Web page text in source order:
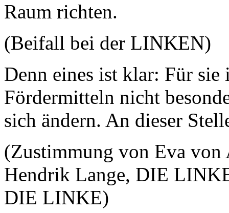
Raum richten.
(Beifall bei der LINKEN)
Denn eines ist klar: Für sie
Fördermitteln nicht
sich ändern. An dieser
(Zustimmung von Eva
Hendrik Lange, DIE
DIE LINKE)